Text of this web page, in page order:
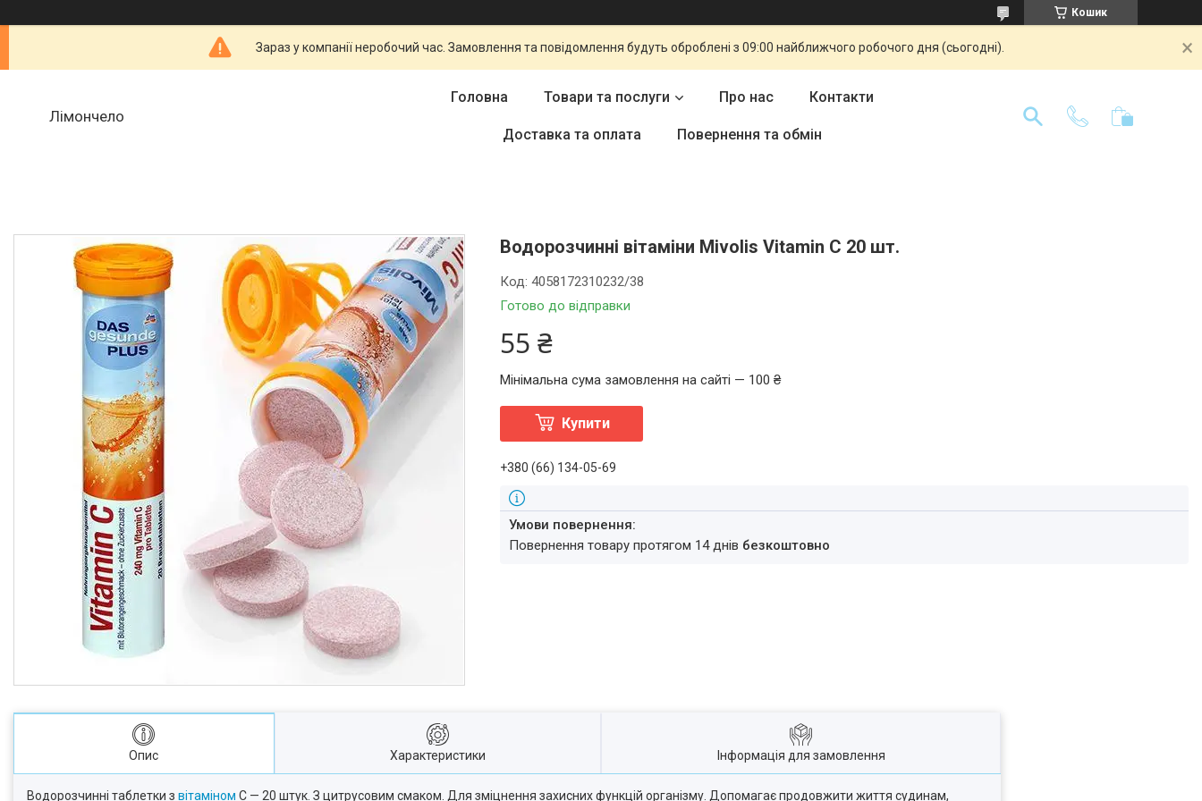
Кошик
Зараз у компанії неробочий час. Замовлення та повідомлення будуть оброблені з 09:00 найближчого робочого дня (сьогодні).
Лімончело
Головна Товари та послуги Про нас Контакти
Доставка та оплата Повернення та обмін
Водорозчинні вітаміни Mivolis Vitamin C 20 шт.
Готово до відправки
Код:4058172310232/38
55 ₴
Мінімальна сума замовлення на сайті — 100 ₴
Купити
+380 (66) 134-05-69
повернення товару протягом 14 днів безкоштовно
Опис Характеристики Інформація для замовлення
Водорозчинні таблетки з вітаміном C — 20 штук. З цитрусовим смаком. Для зміцнення захисних функцій організму. Допомагає продовжити життя судинам,